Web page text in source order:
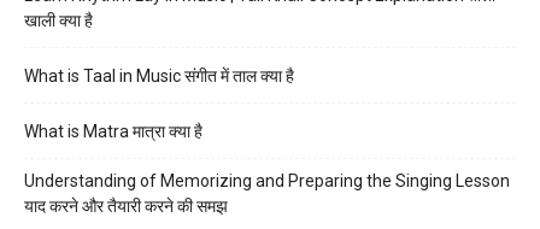
खाली क्या है
What is Taal in Music संगीत में ताल क्या है
What is Matra मात्रा क्या है
Understanding of Memorizing and Preparing the Singing Lesson
याद करने और तैयारी करने की समझ